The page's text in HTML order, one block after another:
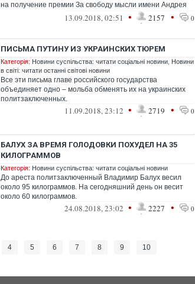
на получение премии За свободу мысли имени Андрея
13.09.2018, 02:51 • 2157 • 0
ПИСЬМА ПУТИНУ ИЗ УКРАИНСКИХ ТЮРЕМ
Категорія: Новини суспільства: читати соціальні новини Новини
в світі: читати останні світові новини
Все эти письма главе российского государства
объединяет одно – мольба обменять их на украинских
политзаключенных.
11.09.2018, 23:12 • 2719 • 0
БАЛУХ ЗА ВРЕМЯ ГОЛОДОВКИ ПОХУДЕЛ НА 35
КИЛОГРАММОВ
Категорія: Новини суспільства: читати соціальні новини
До ареста политзаключенный Владимир Балух весил
около 95 килограммов. На сегодняшний день он весит
около 60 килограммов.
24.08.2018, 23:02 • 2227 • 0
4 5 6 7 8 9 10